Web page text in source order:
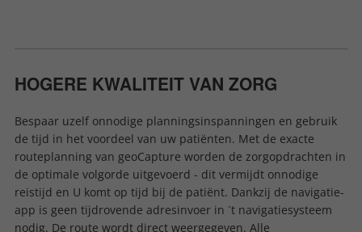
HOGERE KWALITEIT VAN ZORG
Bespaar uzelf onnodige planningsinspanningen en gebruik
de tijd in het voordeel van uw patiënten. Met de exacte
routeplanning van geoCapture worden de zorgopdrachten in
de optimale volgorde uitgevoerd - dit vermijdt onnodige
reistijd en U komt op tijd bij de patiënt. Dankzij de navigatie-
app is geen tijdrovende adresinvoer in ´t navigatiesysteem
nodig. De route wordt direct weergegeven. Alle